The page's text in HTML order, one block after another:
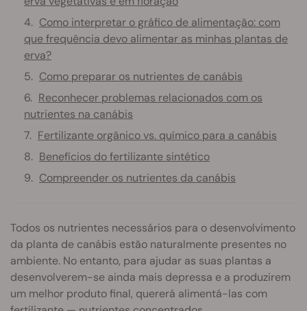
Como interpretar o gráfico de alimentação: com
que frequência devo alimentar as minhas plantas de
erva?
Como preparar os nutrientes de canábis
Reconhecer problemas relacionados com os
nutrientes na canábis
Fertilizante orgânico vs. químico para a canábis
Benefícios do fertilizante sintético
Compreender os nutrientes da canábis
Todos os nutrientes necessários para o desenvolvimento
da planta de canábis estão naturalmente presentes no
ambiente. No entanto, para ajudar as suas plantas a
desenvolverem-se ainda mais depressa e a produzirem
um melhor produto final, quererá alimentá-las com